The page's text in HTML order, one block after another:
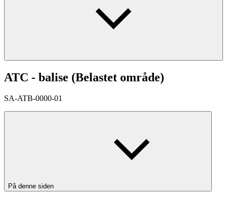
ATC - balise (Belastet område)
SA-ATB-0000-01
På denne siden